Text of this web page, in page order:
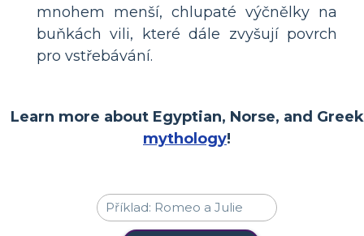
mnohem menší, chlupaté výčnělky na
buňkách vili, které dále zvyšují povrch
pro vstřebávání.
Learn more about Egyptian, Norse, and Greek
mythology!